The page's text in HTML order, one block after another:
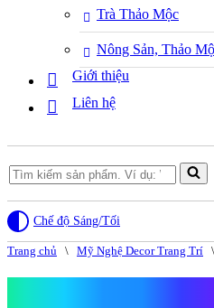
Trà Thảo Mộc
Nông Sản, Thảo
Giới thiệu
Liên hệ
Search
for...
Chế độ Sáng/Tối
Trang chủ \ Mỹ Nghệ Decor Trang Trí